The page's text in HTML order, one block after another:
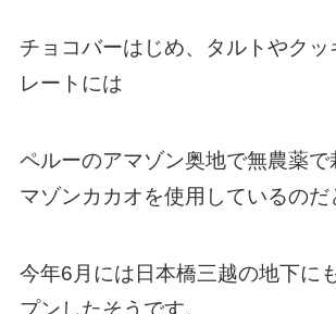
チョコバーはじめ、タルトやクッ
レートには
ペルーのアマゾン奥地で無農薬で
マゾンカカオを使用しているのだ
今年6月には日本橋三越の地下に
プンしたそうです。